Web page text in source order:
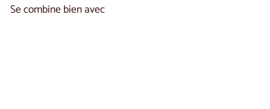
Se combine bien avec